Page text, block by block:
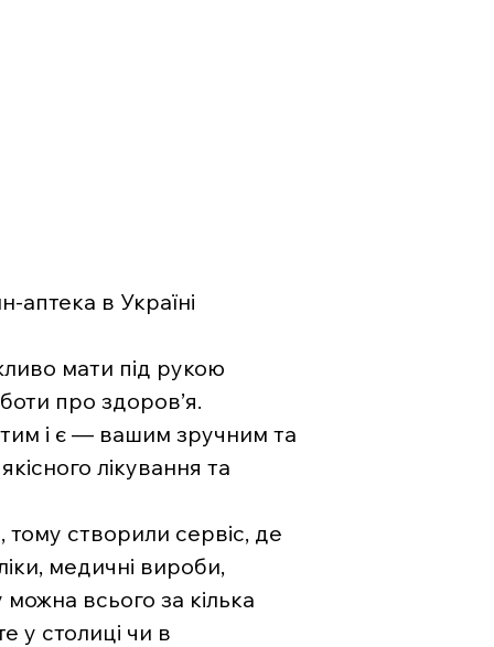
в Україні
мати під рукою
про здоров’я.
і є — вашим зручним та
лікування та
створили сервіс, де
медичні вироби,
всього за кілька
у столиці чи в